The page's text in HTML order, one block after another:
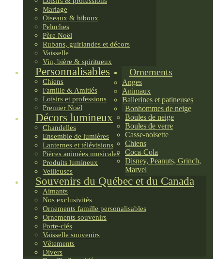
Mariage
Oiseaux & hiboux
Peluches
Père Noël
Rubans, guirlandes et décors
Vaisselle
Vin, bière & spiritueux
Personnalisables
Chiens
Famille & Amitiés
Loisirs et professions
Premier Noël
Décors lumineux
Chandelles
Ensemble de lumières
Lanternes et télévisions
Pièces animées musicales
Produits lumineux
Veilleuses
Souvenirs du Québec et du Canada
Aimants
Nos exclusivités
Ornements famille personalisables
Ornements souvenirs
Porte-clés
Vaisselle souvenirs
Vêtements
Divers
Ornements
Anges
Animaux
Ballerines et patineuses
Bonhommes de neige
Boules de neige
Boules de verre
Casse-noisette
Chiens
Coca-Cola
Disney, Peanuts, Grinch,
Marvel